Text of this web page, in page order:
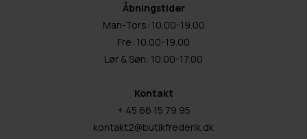
Åbningstider
Man-Tors: 10.00-19.00
Fre: 10.00-19.00
Lør & Søn: 10.00-17.00
Kontakt
+ 45 66 15 79 95
kontakt2@butikfrederik.dk